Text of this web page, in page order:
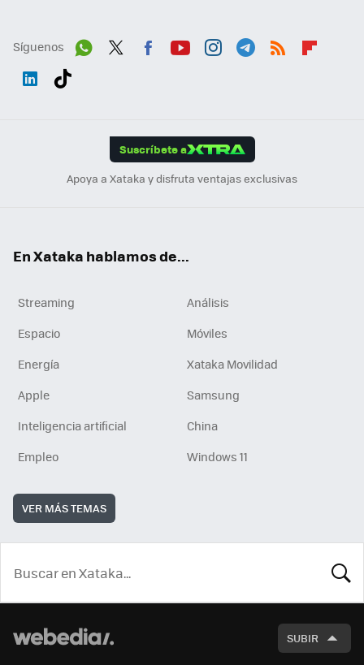
Síguenos
Suscríbete a
Apoya a Xataka y disfruta ventajas exclusivas
En Xataka hablamos de...
Streaming
Análisis
Espacio
Móviles
Energía
Xataka Movilidad
Apple
Samsung
Inteligencia artificial
China
Empleo
Windows 11
VER MÁS TEMAS
SUBIR